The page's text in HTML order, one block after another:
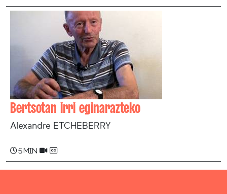
Bertsotan irri eginarazteko
Alexandre ETCHEBERRY
5 min